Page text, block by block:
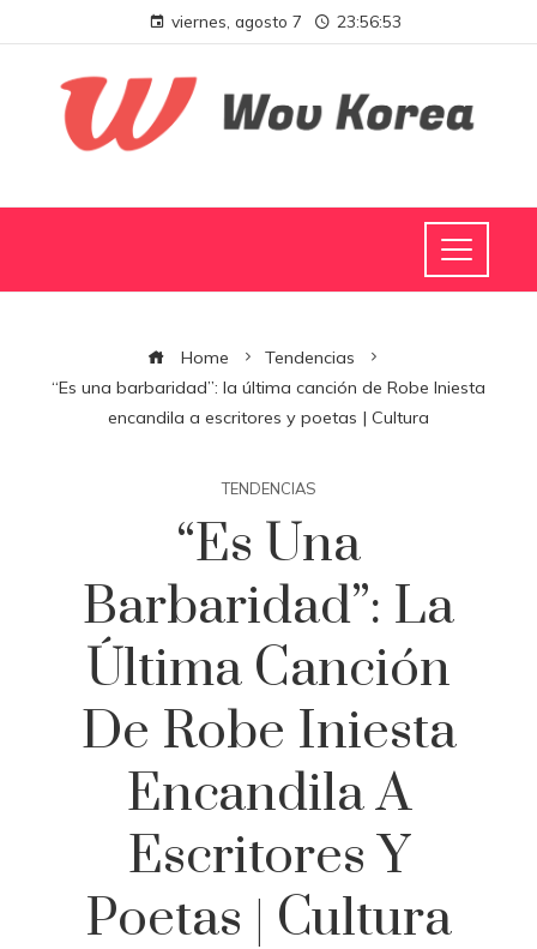
viernes, agosto 7 23:56:54
Home
Tendencias
“Es una barbaridad”: la última canción de Robe Iniesta
encandila a escritores y poetas | Cultura
TENDENCIAS
“Es Una
Barbaridad”: La
Última Canción
De Robe Iniesta
Encandila A
Escritores Y
Poetas | Cultura